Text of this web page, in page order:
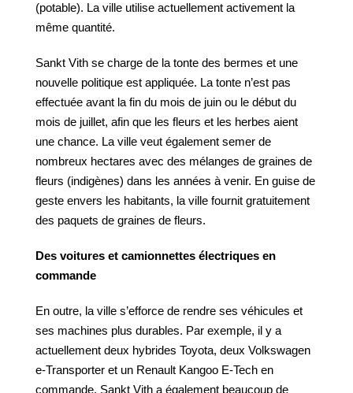
(potable). La ville utilise actuellement activement la
même quantité.
Sankt Vith se charge de la tonte des bermes et une
nouvelle politique est appliquée. La tonte n’est pas
effectuée avant la fin du mois de juin ou le début du
mois de juillet, afin que les fleurs et les herbes aient
une chance. La ville veut également semer de
nombreux hectares avec des mélanges de graines de
fleurs (indigènes) dans les années à venir. En guise de
geste envers les habitants, la ville fournit gratuitement
des paquets de graines de fleurs.
Des voitures et camionnettes électriques en
commande
En outre, la ville s’efforce de rendre ses véhicules et
ses machines plus durables. Par exemple, il y a
actuellement deux hybrides Toyota, deux Volkswagen
e-Transporter et un Renault Kangoo E-Tech en
commande. Sankt Vith a également beaucoup de